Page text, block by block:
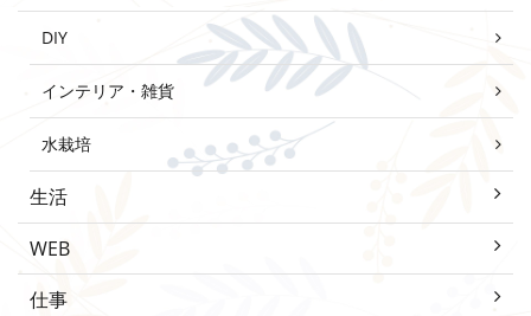
DIY
インテリア・雑貨
水栽培
生活
WEB
仕事